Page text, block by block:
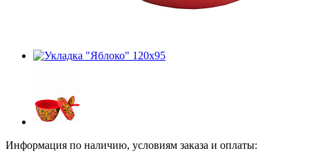
Информация по наличию, условиям заказа и оплаты: